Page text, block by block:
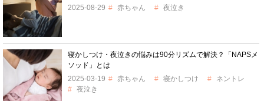
2025-08-29
赤ちゃん 夜泣き
寝かしつけ・夜泣きの悩みは90分リズムで解決？「NAPSメ
ソッド」とは
2025-03-19
赤ちゃん 寝かしつけ
ネントレ
夜泣き